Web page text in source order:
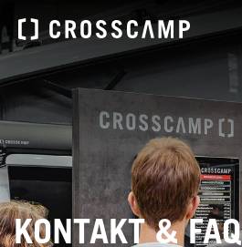
KONTAKT & FAQ